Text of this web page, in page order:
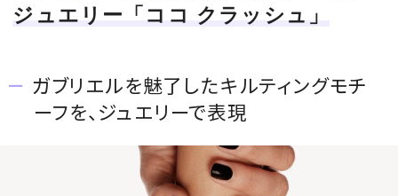
MAGAZINE
ジュエリー「ココ クラッシュ」
ガブリエルを魅了したキルティングモチ
ーフを、ジュエリーで表現